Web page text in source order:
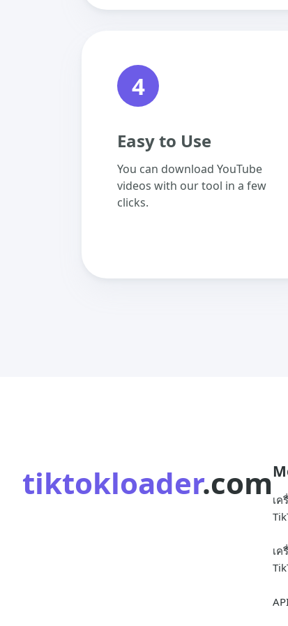
4
Easy to Use
You can download YouTube
videos with our tool in a few
clicks.
tiktokloader.com เค
เค